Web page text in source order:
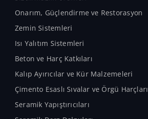
Onarım, Güçlendirme ve Restorasyon
Zemin Sistemleri
Isı Yalıtım Sistemleri
Beton ve Harç Katkıları
Kalıp Ayırıcılar ve Kür Malzemeleri
Çimento Esaslı Sıvalar ve Örgü Harçları
Seramik Yapıştırıcıları